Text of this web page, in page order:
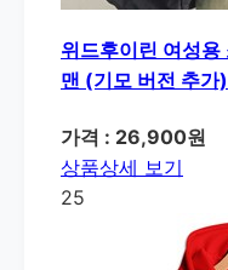
위드후이린 여성
맨 (기모 버전 추가)
가격 : 26,900원
상품상세 보기
25